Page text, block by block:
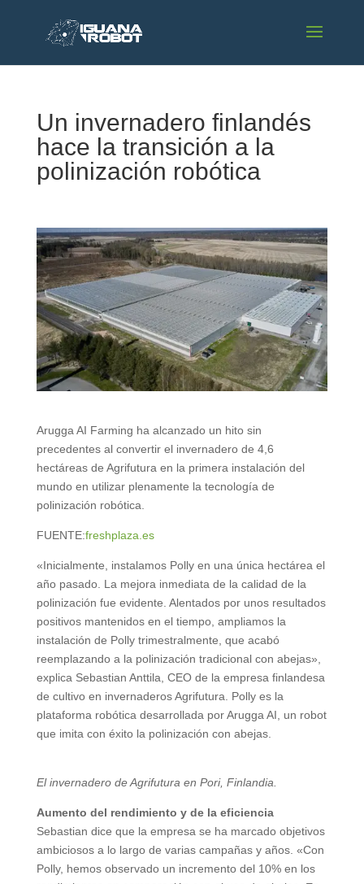
Un invernadero finlandés
hace la transición a la
polinización robótica
Arugga AI Farming ha alcanzado un hito sin
precedentes al convertir el invernadero de 4,6
hectáreas de Agrifutura en la primera instalación del
mundo en utilizar plenamente la tecnología de
polinización robótica.
FUENTE:freshplaza.es
«Inicialmente, instalamos Polly en una única hectárea el
año pasado. La mejora inmediata de la calidad de la
polinización fue evidente. Alentados por unos resultados
positivos mantenidos en el tiempo, ampliamos la
instalación de Polly trimestralmente, que acabó
reemplazando a la polinización tradicional con abejas»,
explica Sebastian Anttila, CEO de la empresa finlandesa
de cultivo en invernaderos Agrifutura. Polly es la
plataforma robótica desarrollada por Arugga AI, un robot
que imita con éxito la polinización con abejas.
El invernadero de Agrifutura en Pori, Finlandia.
Aumento del rendimiento y de la eficiencia
Sebastian dice que la empresa se ha marcado objetivos
ambiciosos a lo largo de varias campañas y años. «Con
Polly, hemos observado un incremento del 10% en los